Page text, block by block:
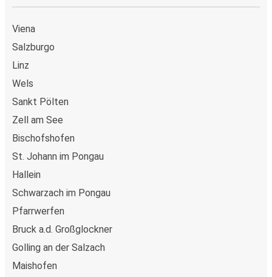
Viena
Salzburgo
Linz
Wels
Sankt Pölten
Zell am See
Bischofshofen
St. Johann im Pongau
Hallein
Schwarzach im Pongau
Pfarrwerfen
Bruck a.d. Großglockner
Golling an der Salzach
Maishofen